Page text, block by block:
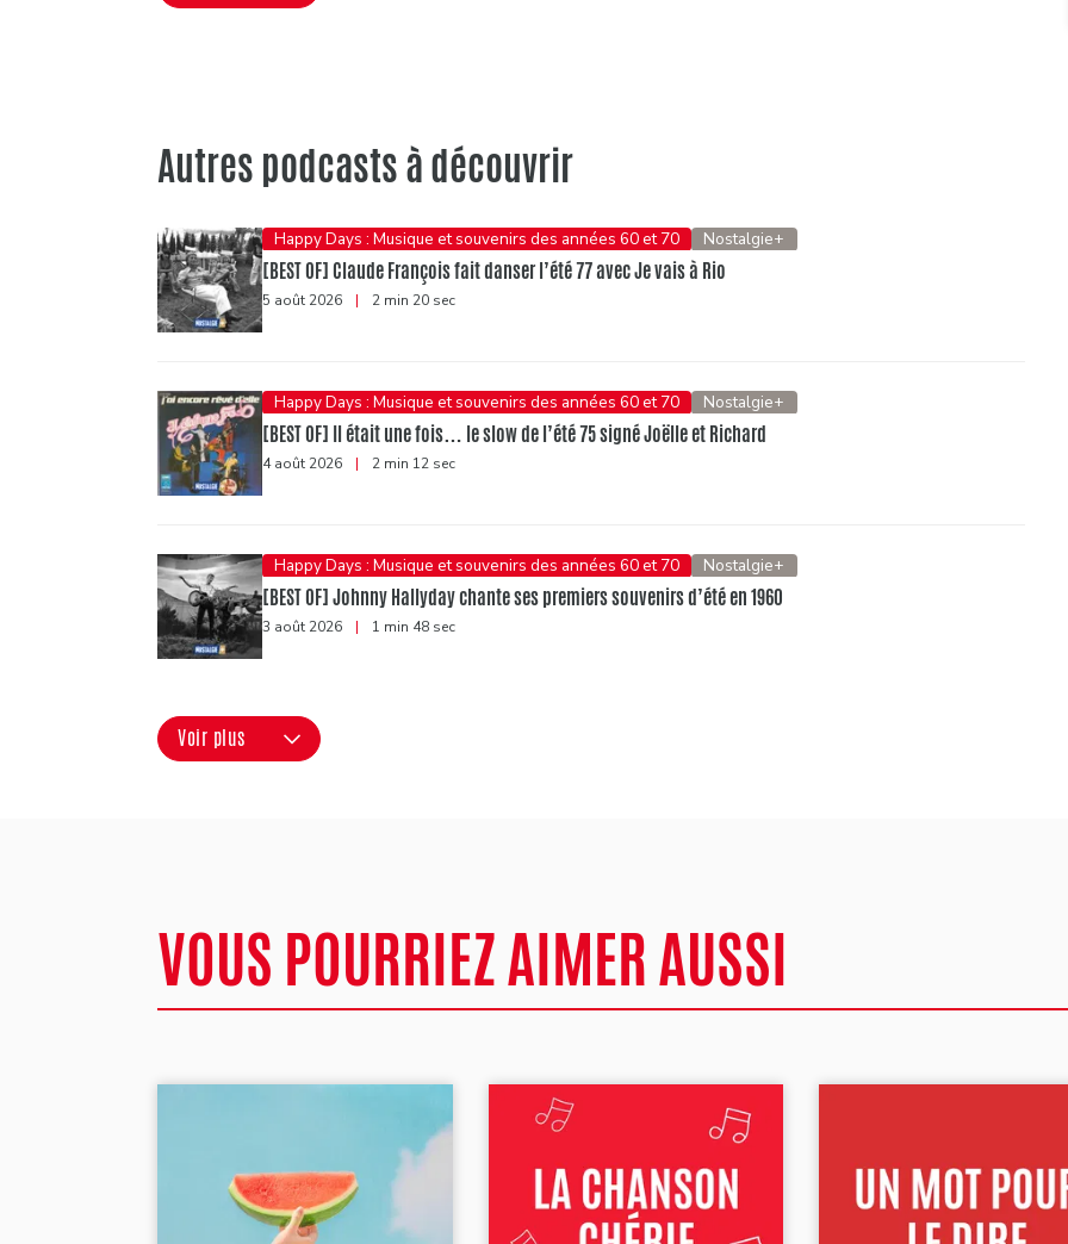
Autres podcasts à découvrir
Happy Days : Musique et souvenirs des années 60 et 70 Nostalgie+
[BEST OF] Claude François fait danser l’été 77 avec Je vais à Rio
5 août 2026 | 2 min 20 sec
Happy Days : Musique et souvenirs des années 60 et 70 Nostalgie+
[BEST OF] Il était une fois… le slow de l’été 75 signé Joëlle et Richard
4 août 2026 | 2 min 12 sec
Happy Days : Musique et souvenirs des années 60 et 70 Nostalgie+
[BEST OF] Johnny Hallyday chante ses premiers souvenirs d’été en 1960
3 août 2026 | 1 min 48 sec
Voir plus
VOUS POURRIEZ AIMER AUSSI